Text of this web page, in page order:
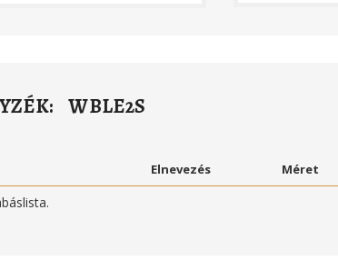
WBLE2S
Elnevezés Méret